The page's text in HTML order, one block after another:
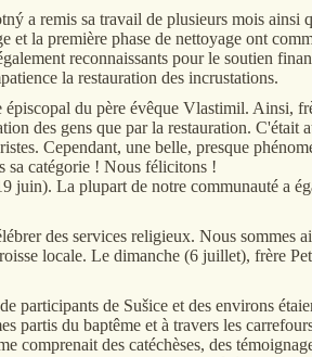
a remis sa travail de plusieurs mois
et la première phase de nettoyage ont
reconnaissants pour le soutien
la restauration des incrustations.
du père évêque Vlastimil. Ainsi,
des gens que par la restauration. C'était
Cependant, une belle, presque
sa catégorie ! Nous félicitons !
La plupart de notre communauté a
des services religieux. Nous sommes
locale. Le dimanche (6 juillet), frère
de Sušice et des environs
du baptême et à travers les
des catéchèses, des